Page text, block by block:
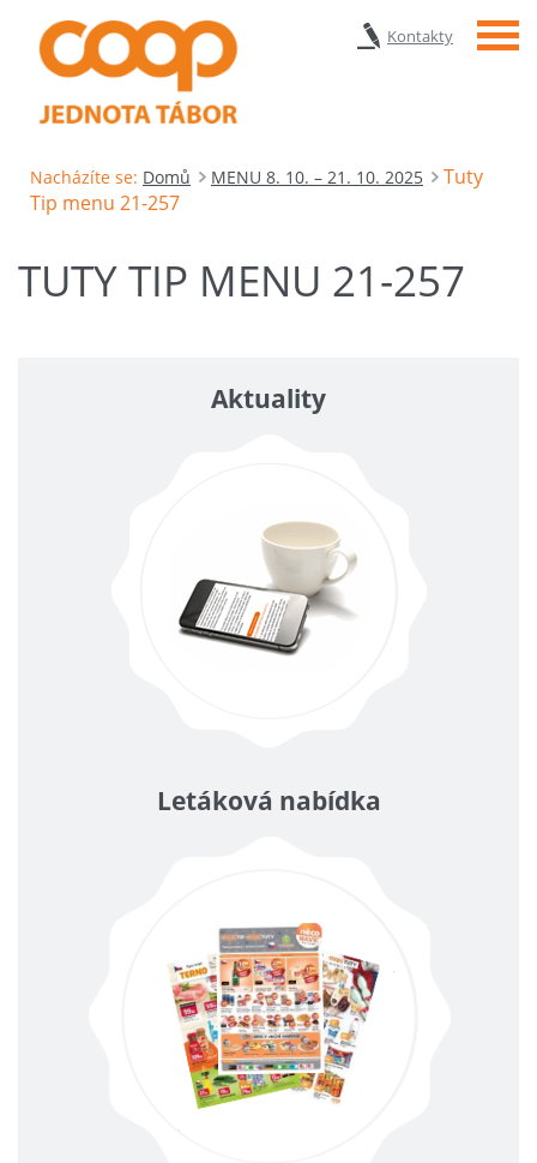
Kontakty Menu
Nacházíte se: Domů MENU 8. 10. – 21. 10. 2025
Tuty
Tip menu 21-257
TUTY TIP MENU 21-257
Aktuality
Letáková nabídka